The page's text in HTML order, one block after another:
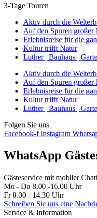
3-Tage Touren
Aktiv durch die
Auf den Spuren großer
Erlebnisreise für die
Kultur trifft Natur
Luther | Bauhaus |
Aktiv durch die
Auf den Spuren großer
Erlebnisreise für die
Kultur trifft Natur
Luther | Bauhaus |
Folgen Sie uns
Facebook-f Instagram
WhatsApp
Gästeservice mit mobiler
Mo - Do 8.00 -16.00 Uhr
Fr 8.00 - 14.30 Uhr
Schreiben Sie uns eine
Service & Information